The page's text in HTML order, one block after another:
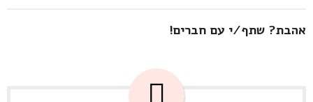
אהבת? שתף/י עם חברים!